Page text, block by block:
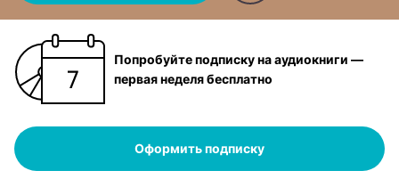
Попробуйте подписку на аудиокниги —
первая неделя бесплатно
Оформить подписку